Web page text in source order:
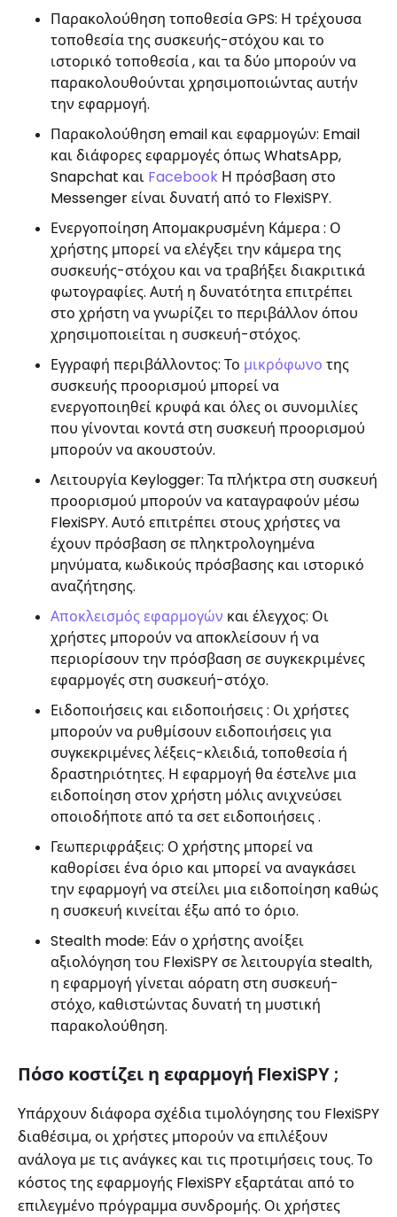
Παρακολούθηση τοποθεσία GPS: Η τρέχουσα
τοποθεσία της συσκευής-στόχου και το
ιστορικό τοποθεσία , και τα δύο μπορούν να
παρακολουθούνται χρησιμοποιώντας αυτήν
την εφαρμογή.
Παρακολούθηση email και εφαρμογών: Email
και διάφορες εφαρμογές όπως WhatsApp,
Snapchat και Facebook Η πρόσβαση στο
Messenger είναι δυνατή από το FlexiSPY.
Ενεργοποίηση Απομακρυσμένη Κάμερα : Ο
χρήστης μπορεί να ελέγξει την κάμερα της
συσκευής-στόχου και να τραβήξει διακριτικά
φωτογραφίες. Αυτή η δυνατότητα επιτρέπει
στο χρήστη να γνωρίζει το περιβάλλον όπου
χρησιμοποιείται η συσκευή-στόχος.
Εγγραφή περιβάλλοντος: Το μικρόφωνο της
συσκευής προορισμού μπορεί να
ενεργοποιηθεί κρυφά και όλες οι συνομιλίες
που γίνονται κοντά στη συσκευή προορισμού
μπορούν να ακουστούν.
Λειτουργία Keylogger: Τα πλήκτρα στη συσκευή
προορισμού μπορούν να καταγραφούν μέσω
FlexiSPY. Αυτό επιτρέπει στους χρήστες να
έχουν πρόσβαση σε πληκτρολογημένα
μηνύματα, κωδικούς πρόσβασης και ιστορικό
αναζήτησης.
Αποκλεισμός εφαρμογών και έλεγχος: Οι
χρήστες μπορούν να αποκλείσουν ή να
περιορίσουν την πρόσβαση σε συγκεκριμένες
εφαρμογές στη συσκευή-στόχο.
Ειδοποιήσεις και ειδοποιήσεις : Οι χρήστες
μπορούν να ρυθμίσουν ειδοποιήσεις για
συγκεκριμένες λέξεις-κλειδιά, τοποθεσία ή
δραστηριότητες. Η εφαρμογή θα έστελνε μια
ειδοποίηση στον χρήστη μόλις ανιχνεύσει
οποιοδήποτε από τα σετ ειδοποιήσεις .
Γεωπεριφράξεις: Ο χρήστης μπορεί να
καθορίσει ένα όριο και μπορεί να αναγκάσει
την εφαρμογή να στείλει μια ειδοποίηση καθώς
η συσκευή κινείται έξω από το όριο.
Stealth mode: Εάν ο χρήστης ανοίξει
αξιολόγηση του FlexiSPY σε λειτουργία stealth,
η εφαρμογή γίνεται αόρατη στη συσκευή-
στόχο, καθιστώντας δυνατή τη μυστική
παρακολούθηση.
Πόσο κοστίζει η εφαρμογή FlexiSPY ;
Υπάρχουν διάφορα σχέδια τιμολόγησης του FlexiSPY
διαθέσιμα, οι χρήστες μπορούν να επιλέξουν
ανάλογα με τις ανάγκες και τις προτιμήσεις τους. Το
κόστος της εφαρμογής FlexiSPY εξαρτάται από το
επιλεγμένο πρόγραμμα συνδρομής. Οι χρήστες